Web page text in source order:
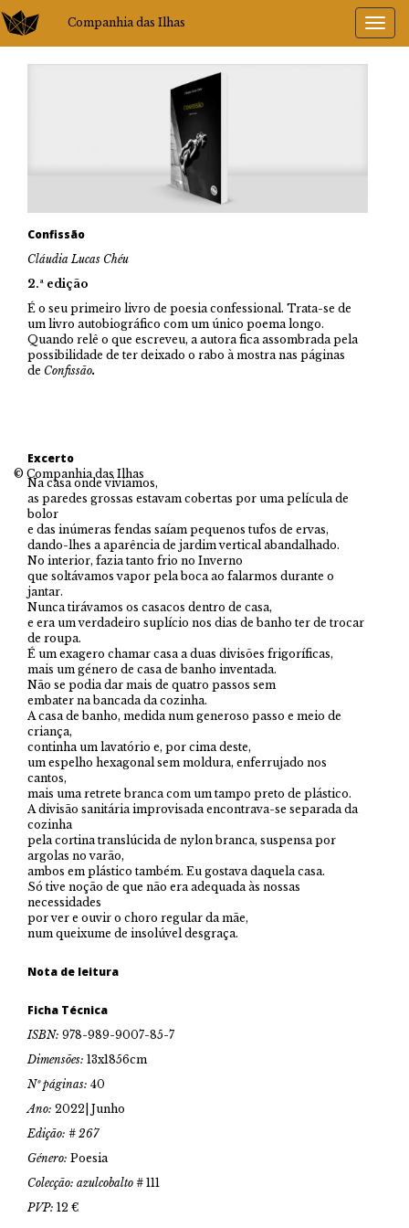
Companhia das Ilhas
Confissão
Cláudia Lucas Chéu
2.ª edição
É o seu primeiro livro de poesia confessional. Trata-se de
um livro autobiográfico com um único poema longo.
Quando relê o que escreveu, a autora fica assombrada pela
possibilidade de ter deixado o rabo à mostra nas páginas
de Confissão.
Excerto
Na casa onde vivíamos,
as paredes grossas estavam cobertas por uma película de
bolor
e das inúmeras fendas saíam pequenos tufos de ervas,
dando-lhes a aparência de jardim vertical abandalhado.
No interior, fazia tanto frio no Inverno
que soltávamos vapor pela boca ao falarmos durante o
jantar.
Nunca tirávamos os casacos dentro de casa,
e era um verdadeiro suplício nos dias de banho ter de trocar
de roupa.
É um exagero chamar casa a duas divisões frigoríficas,
mais um género de casa de banho inventada.
Não se podia dar mais de quatro passos sem
embater na bancada da cozinha.
A casa de banho, medida num generoso passo e meio de
criança,
continha um lavatório e, por cima deste,
um espelho hexagonal sem moldura, enferrujado nos
cantos,
mais uma retrete branca com um tampo preto de plástico.
A divisão sanitária improvisada encontrava-se separada da
cozinha
pela cortina translúcida de nylon branca, suspensa por
argolas no varão,
ambos em plástico também. Eu gostava daquela casa.
Só tive noção de que não era adequada às nossas
necessidades
por ver e ouvir o choro regular da mãe,
num queixume de insolúvel desgraça.
Nota de leitura
Ficha Técnica
ISBN: 978-989-9007-85-7
Dimensões: 13x1856cm
Nº páginas: 40
Ano: 2022| Junho
Edição: # 267
Género: Poesia
Colecção: azulcobalto # 111
PVP: 12 €
© Companhia das Ilhas